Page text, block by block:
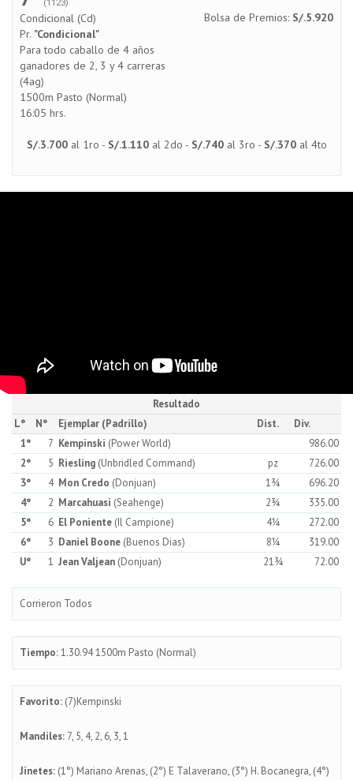
(1123)
Condicional (Cd)
Pr. "Condicional"
Para todo caballo de 4 años
ganadores de 2, 3 y 4 carreras
(4ag)
1500m Pasto (Normal)
16:05 hrs.
Bolsa de Premios: S/.5.920
S/.3.700al 1ro - S/.1.110al 2do - S/.740al 3ro - S/.370al 4to
Resultado
L°
N° Ejemplar (Padrillo) Dist.
Div.
1°
7 Kempinski (Power World)
986.00
2°
5 Riesling (Unbridled Command) pz
726.00
3°
4 Mon Credo (Donjuan) 1¾
696.20
4°
2 Marcahuasi (Seahenge) 2¾
335.00
5°
6 El Poniente (Il Campione) 4¼
272.00
6°
3 Daniel Boone (Buenos Dias) 8¼
319.00
U°
1 Jean Valjean (Donjuan) 21¾ 72.00
Corrieron Todos
Tiempo:1.30.94 1500m Pasto (Normal)
Favorito: (7)Kempinski
Mandiles: 7, 5, 4, 2, 6, 3, 1
Jinetes: (1°) Mariano Arenas, (2°) E Talaverano, (3°) H. Bocanegra, (4°)